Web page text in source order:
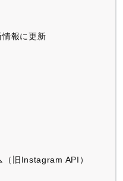
報に更新
旧Instagram API）